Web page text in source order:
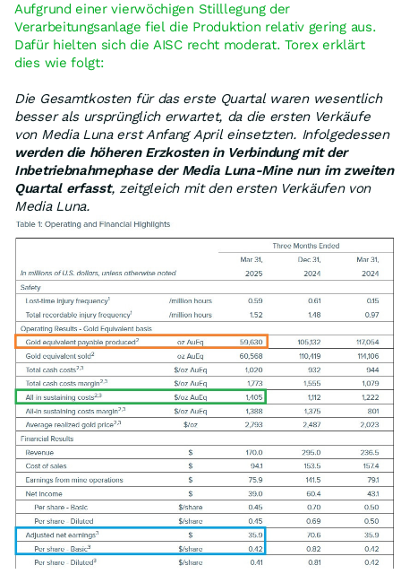
Aufgrund einer vierwöchigen Stilllegung der
Verarbeitungsanlage fiel die Produktion relativ gering aus.
Dafür hielten sich die AISC recht moderat. Torex erklärt
dies wie folgt:
Die Gesamtkosten für das erste Quartal waren wesentlich
besser als ursprünglich erwartet, da die ersten Verkäufe
von Media Luna erst Anfang April einsetzten. Infolgedessen
werden die höheren Erzkosten in Verbindung mit der
Inbetriebnahmephase der Media Luna-Mine nun im zweiten
Quartal erfasst, zeitgleich mit den ersten Verkäufen von
Media Luna.